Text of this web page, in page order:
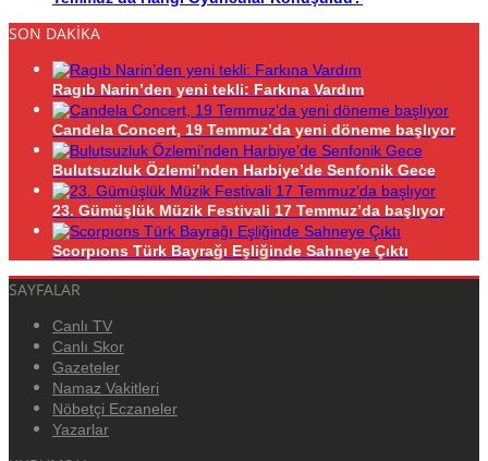
SON DAKİKA
Ragıb Narin’den yeni tekli: Farkına Vardım
Candela Concert, 19 Temmuz’da yeni döneme başlıyor
Bulutsuzluk Özlemi’nden Harbiye’de Senfonik Gece
23. Gümüşlük Müzik Festivali 17 Temmuz’da başlıyor
Scorpıons Türk Bayrağı Eşliğinde Sahneye Çıktı
SAYFALAR
Canlı TV
Canlı Skor
Gazeteler
Namaz Vakitleri
Nöbetçi Eczaneler
Yazarlar